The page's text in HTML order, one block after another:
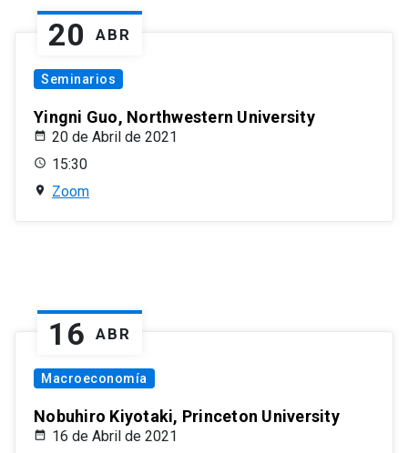
20 ABR
Seminarios
Yingni Guo, Northwestern University
20 de Abril de 2021
15:30
Zoom
16 ABR
Macroeconomía
Nobuhiro Kiyotaki, Princeton University
16 de Abril de 2021